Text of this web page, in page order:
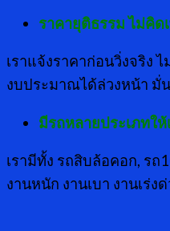
ราคายุติธรรม ไม่คิด
เราแจ้งราคาก่อนวิ่งจริง
งบประมาณได้ล่วงหน้า มั่
มีรถหลายประเภทให้
เรามีทั้ง รถสิบล้อคอก, รถ
งานหนัก งานเบา งานเร่